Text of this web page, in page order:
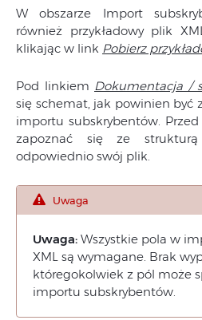
W obszarze Import
również przykładowy plik
klikając w link Pobierz
Pod linkiem Dokumentacja /
się schemat, jak powinien być
importu subskrybentów.
zapoznać się ze
odpowiednio swój plik.
Uwaga
Uwaga: Wszystkie pola w
XML są wymagane. Brak
któregokolwiek z pól może
importu subskrybentów.